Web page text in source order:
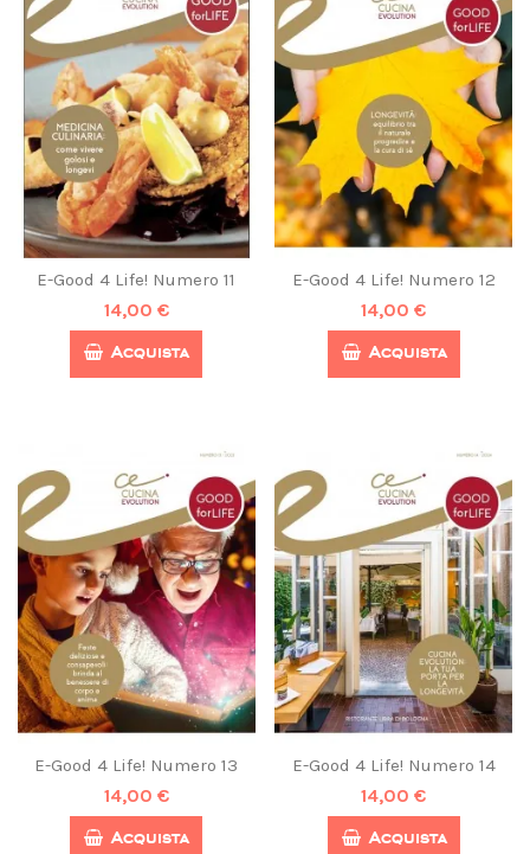
E-Good 4 Life! Numero 11
14,00 €
Acquista
E-Good 4 Life! Numero 12
14,00 €
Acquista
E-Good 4 Life! Numero 13
14,00 €
Acquista
E-Good 4 Life! Numero 14
14,00 €
Acquista